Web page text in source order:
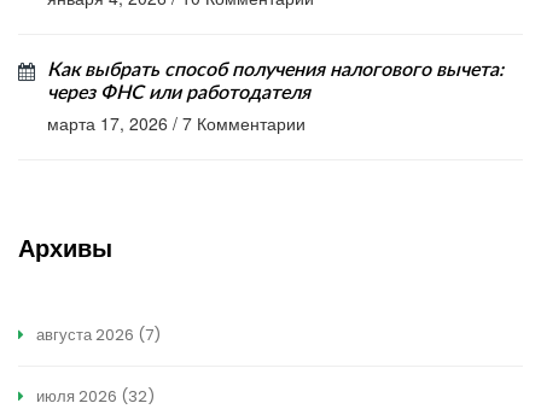
Как выбрать способ получения налогового вычета:
через ФНС или работодателя
марта 17, 2026 / 7 Комментарии
Архивы
августа 2026 (7)
июля 2026 (32)